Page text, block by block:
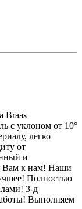
Braas
с уклоном от 10°
легко
от
и
Вам к нам! Наши
Полностью
3-д
Выполняем